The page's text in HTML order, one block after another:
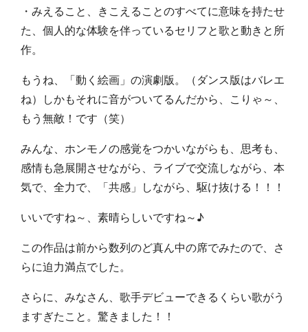
・みえること、きこえることのすべてに意味を持たせ
た、個人的な体験を伴っているセリフと歌と動きと所
作。
もうね、「動く絵画」の演劇版。（ダンス版はバレエ
ね）しかもそれに音がついてるんだから、こりゃ～、
もう無敵！です（笑）
みんな、ホンモノの感覚をつかいながらも、思考も、
感情も急展開させながら、ライブで交流しながら、本
気で、全力で、「共感」しながら、駆け抜ける！！！
いいですね～、素晴らしいですね～♪
この作品は前から数列のど真ん中の席でみたので、さ
らに迫力満点でした。
さらに、みなさん、歌手デビューできるくらい歌がう
ますぎたこと。驚きました！！